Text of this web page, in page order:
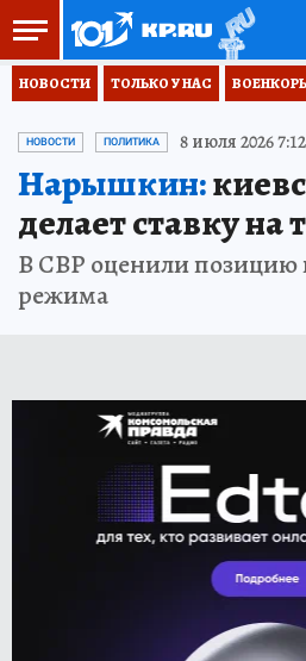
НОВОСТИ ТОЛЬКО У НАС
НОВОСТИ ПОЛИТИКА 8 июля 2026 7:12
Нарышкин:
делает ставку на
В СВР оценили позицию
режима